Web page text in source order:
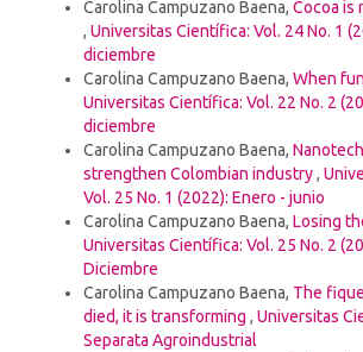
Carolina Campuzano Baena, Cocoa is
, Universitas Científica: Vol. 24 No. 1
diciembre
Carolina Campuzano Baena, When
Universitas Científica: Vol. 22 No. 2
diciembre
Carolina Campuzano Baena,
strengthen Colombian industry,
Vol. 25 No. 1 (2022): Enero - junio
Carolina Campuzano Baena, Losing
Universitas Científica: Vol. 25 No. 2
Diciembre
Carolina Campuzano Baena, The
died, it is transforming , Universitas
Separata Agroindustrial